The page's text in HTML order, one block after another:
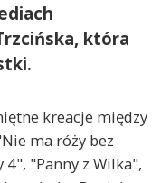
która
kreacje między
ma róży bez
"Panny z Wilka",